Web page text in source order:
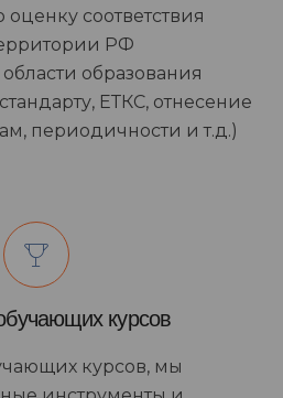
соответствия
РФ
образования
ЕТКС, отнесение
периодичности и т.д.)
курсов
курсов, мы